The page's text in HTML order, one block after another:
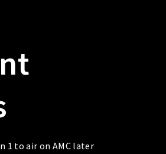
1 to air on AMC later